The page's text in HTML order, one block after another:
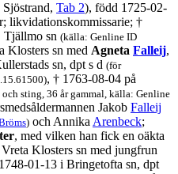
Tab 2), född 1725-02-
likvidationskommissarie; †
Tjällmo sn (källa: Genline ID
Klosters sn med Agneta Falleij,
sn, dpt s d (för
, † 1763-08-04 på
sting, 36 år gammal, källa: Genline
Jakob Falleij
) och Annika Arenbeck;
, med vilken han fick en oäkta
Klosters sn med jungfrun
01-13 i Bringetofta sn, dpt